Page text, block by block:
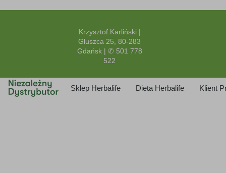
Krzysztof Karliński |
Głuszca 25, 80-283
Gdańsk | ✆ 501 778
522
Sklep Herbalife Dieta Herbalife Klient